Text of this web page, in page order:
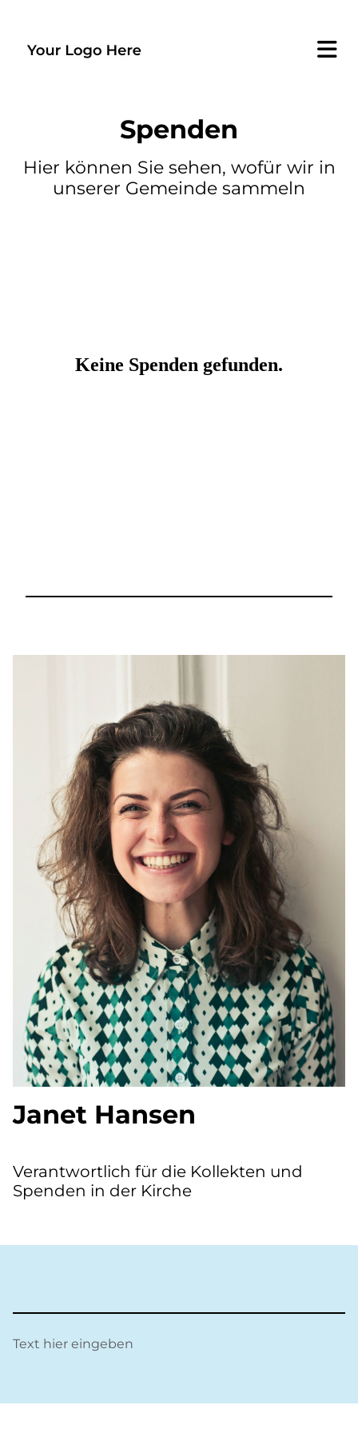
Spenden
Hier können Sie sehen, wofür wir in
unserer Gemeinde sammeln
Janet Hansen
Verantwortlich für die Kollekten und
Spenden in der Kirche
Text hier eingeben